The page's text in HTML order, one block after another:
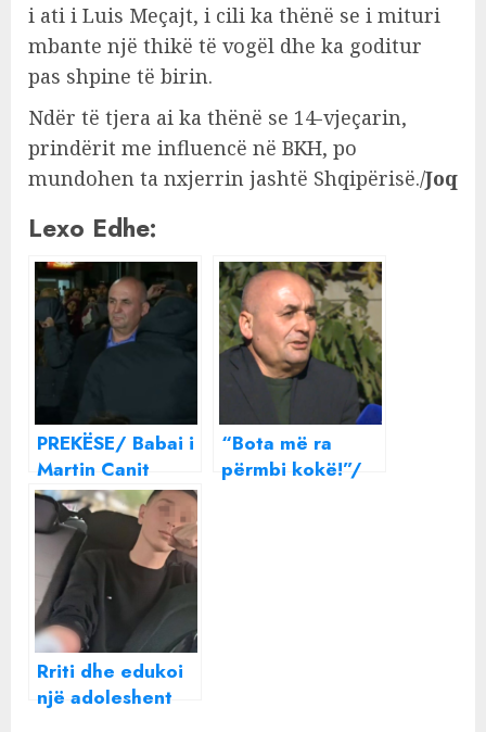
i ati i Luis Meçajt, i cili ka thënë se i mituri
mbante një thikë të vogël dhe ka goditur
pas shpine të birin.
Ndër të tjera ai ka thënë se 14-vjeçarin,
prindërit me influencë në BKH, po
mundohen ta nxjerrin jashtë Shqipërisë./Joq
Lexo Edhe:
PREKËSE/ Babai i
Martin Canit
shkon në
PROTESTËN për
të birin!
“Bota më ra
përmbi kokë!”/
Rriti dhe edukoi
një adoleshent